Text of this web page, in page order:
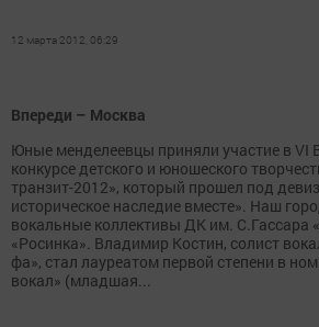
12 марта 2012, 06:29
Впереди – Москва
Юные менделеевцы приняли участие в VI
конкурсе детского и юношеского
транзит-2012», который прошел под
историческое наследие вместе». Наш
вокальные коллективы ДК им. С.Гассара
«Росинка». Владимир Костин, солист
фа», стал лауреатом первой степени в
вокал» (младшая...